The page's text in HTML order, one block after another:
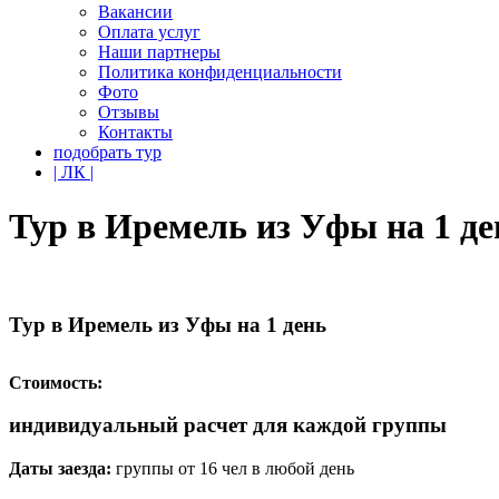
Вакансии
Оплата услуг
Наши партнеры
Политика конфиденциальности
Фото
Отзывы
Контакты
подобрать тур
| ЛК |
Тур в Иремель из Уфы на 1
Тур в Иремель из Уфы на 1 день
Стоимость:
индивидуальный расчет для каждой группы
Даты заезда: группы от 16 чел в любой день